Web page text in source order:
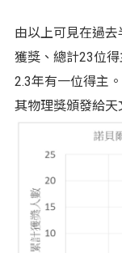
由以上可見在過
獲獎、總計23位
2.3年有一位得主
其物理獎頒發給天